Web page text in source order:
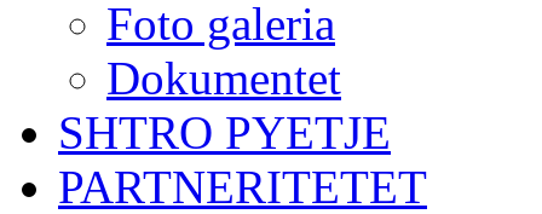
Foto galeria
Dokumentet
SHTRO PYETJE
PARTNERITETET